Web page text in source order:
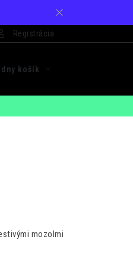
Registrácia
košík
mozolmi